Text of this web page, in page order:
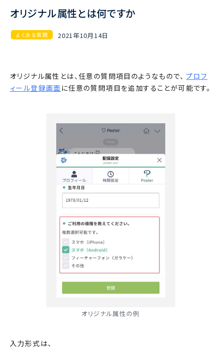
オリジナル属性とは何ですか
よくある質問 2021年10月14日
オリジナル属性とは、任意の質問項目のようなもので、プロフ
ィール登録画面 に任意の質問項目を追加することが可能です。
オリジナル属性の例
入力形式は、